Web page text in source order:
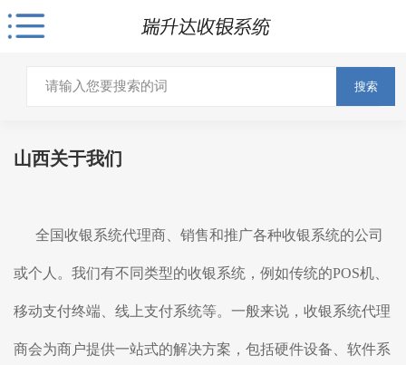
搜索
山西关于我们
全国收银系统代理商、销售和推广各种收银系统的公司
或个人。我们有不同类型的收银系统 ，例如传统的POS机、
移动支付终端、线上支付系统等。一般来说，收银系统代理
商会为商户提供一站式的解决方案，包括硬件设备、软件系